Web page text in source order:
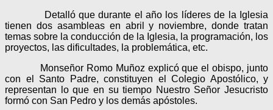
Detalló que durante el año los líderes de la Iglesia
tienen dos asambleas en abril y noviembre, donde tratan
temas sobre la conducción de la Iglesia, la programación, los
proyectos, las dificultades, la problemática, etc.
Monseñor Romo Muñoz explicó que el obispo, junto
con el Santo Padre, constituyen el Colegio Apostólico, y
representan lo que en su tiempo Nuestro Señor Jesucristo
formó con San Pedro y los demás apóstoles.